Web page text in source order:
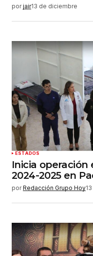
por jair13 de diciembre
ESTADOS
Inicia
2024-2025 en
por Redacción Grupo Hoy